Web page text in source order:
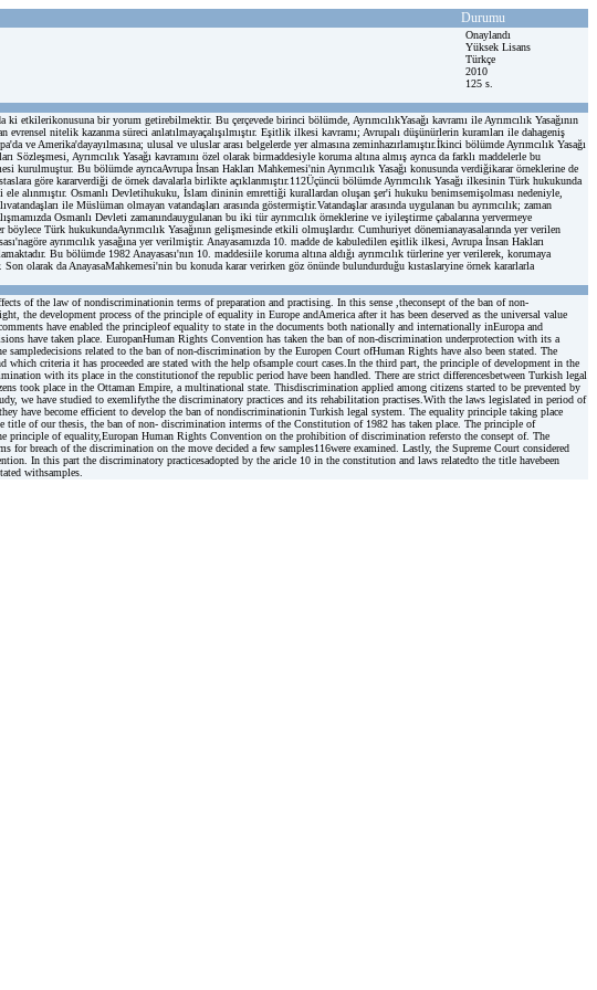
Durumu
Onaylandı
Yüksek Lisans
Türkçe
2010
125 s.
ki etkilerikonusuna bir yorum getirebilmektir. Bu çerçevede birinci bölümde, AyrımcılıkYasağı kavramı ile Ayrımcılık Yasağının
evrensel nitelik kazanma süreci anlatılmayaçalışılmıştır. Eşitlik ilkesi kavramı; Avrupalı düşünürlerin kuramları ile dahageniş
Amerika'dayayılmasına; ulusal ve uluslar arası belgelerde yer almasına zeminhazırlamıştır.İkinci bölümde Ayrımcılık Yasağı
Ayrımcılık Yasağı kavramını özel olarak birmaddesiyle koruma altına almış ayrıca da farklı maddelerle bu
Bu bölümde ayrıcaAvrupa İnsan Hakları Mahkemesi'nin Ayrımcılık Yasağı konusunda verdiğikarar örneklerine de
göre kararverdiği de örnek davalarla birlikte açıklanmıştır.112Üçüncü bölümde Ayrımcılık Yasağı ilkesinin Türk hukukunda
alınmıştır. Osmanlı Devletihukuku, İslam dininin emrettiği kurallardan oluşan şer'i hukuku benimsemişolması nedeniyle,
ile Müslüman olmayan vatandaşları arasında göstermiştir.Vatandaşlar arasında uygulanan bu ayrımcılık; zaman
Osmanlı Devleti zamanındauygulanan bu iki tür ayrımcılık örneklerine ve iyileştirme çabalarına yervermeye
Türk hukukundaAyrımcılık Yasağının gelişmesinde etkili olmuşlardır. Cumhuriyet dönemianayasalarında yer verilen
ayrımcılık yasağına yer verilmiştir. Anayasamızda 10. madde de kabuledilen eşitlik ilkesi, Avrupa İnsan Hakları
Bu bölümde 1982 Anayasası'nın 10. maddesiile koruma altına aldığı ayrımcılık türlerine yer verilerek, korumaya
olarak da AnayasaMahkemesi'nin bu konuda karar verirken göz önünde bulundurduğu kıstaslaryine örnek kararlarla
of the law of nondiscriminationin terms of preparation and practising. In this sense ,theconsept of the ban of non-
development process of the principle of equality in Europe andAmerica after it has been deserved as the universal value
have enabled the principleof equality to state in the documents both nationally and internationally inEuropa and
have taken place. EuropanHuman Rights Convention has taken the ban of non-discrimination underprotection with its a
related to the ban of non-discrimination by the Europen Court ofHuman Rights have also been stated. The
criteria it has proceeded are stated with the help ofsample court cases.In the third part, the principle of development in the
with its place in the constitutionof the republic period have been handled. There are strict differencesbetween Turkish legal
took place in the Ottaman Empire, a multinational state. Thisdiscrimination applied among citizens started to be prevented by
we have studied to exemlifythe the discriminatory practices and its rehabilitation practises.With the laws legislated in period of
have become efficient to develop the ban of nondiscriminationin Turkish legal system. The equality principle taking place
of our thesis, the ban of non- discrimination interms of the Constitution of 1982 has taken place. The principle of
of equality,Europan Human Rights Convention on the prohibition of discrimination refersto the consept of. The
breach of the discrimination on the move decided a few samples116were examined. Lastly, the Supreme Court considered
In this part the discriminatory practicesadopted by the aricle 10 in the constitution and laws relatedto the title havebeen
withsamples.